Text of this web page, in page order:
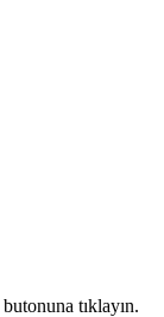
butonuna tıklayın.